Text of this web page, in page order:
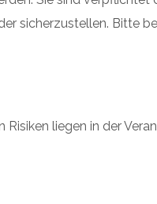
sicherzustellen. Bitte
liegen in der